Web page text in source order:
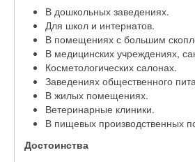
В дошкольных заведениях.
Для школ и интернатов.
В помещениях с большим
В медицинских учреждениях,
Косметологических салонах.
Заведениях общественного
В жилых помещениях.
Ветеринарные клиники.
В пищевых производственных
Достоинства